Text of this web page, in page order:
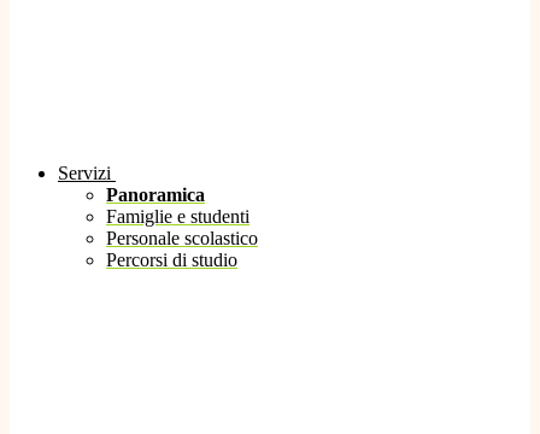
Servizi
Panoramica
Famiglie e studenti
Personale scolastico
Percorsi di studio